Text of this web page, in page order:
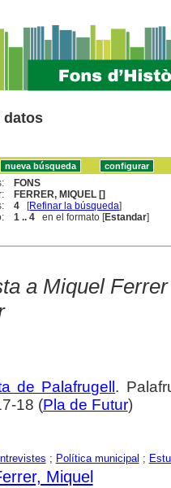
datos
FONS
FERRER, MIQUEL []
4 [Refinar la búsqueda]
1 .. 4 en el formato [Estandar]
a Miquel
de Palafrugell .
18 (Pla de Futur)
; Política municipal ;
Miquel